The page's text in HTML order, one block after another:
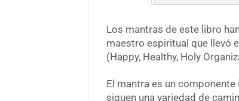
Los mantras de este libro
maestro espiritual que llevó
(Happy, Healthy, Holy
El mantra es un
siguen una variedad de